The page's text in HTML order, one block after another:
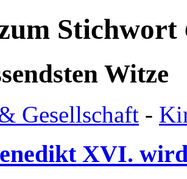
Stichwort
Witze
Gesellschaft -
XVI.